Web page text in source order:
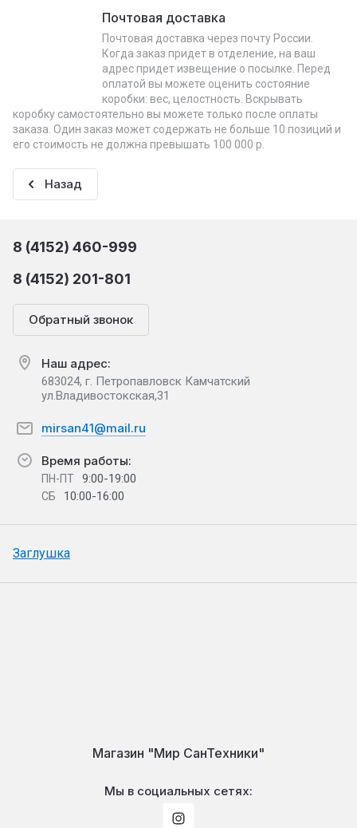
Почтовая доставка
Почтовая доставка через почту России.
Когда заказ придет в отделение, на ваш
адрес придет извещение о посылке. Перед
оплатой вы можете оценить состояние
коробки: вес, целостность. Вскрывать
коробку самостоятельно вы можете только после оплаты
заказа. Один заказ может содержать не больше 10 позиций и
его стоимость не должна превышать 100 000 р.
Назад
8 (4152) 460-999
8 (4152) 201-801
Обратный звонок
Наш адрес:
683024, г. Петропавловск Камчатский
ул.Владивостокская,31
mirsan41@mail.ru
Время работы:
ПН-ПТ 9:00-19:00
СБ 10:00-16:00
Заглушка
Магазин "Мир СанТехники"
Мы в социальных сетях: